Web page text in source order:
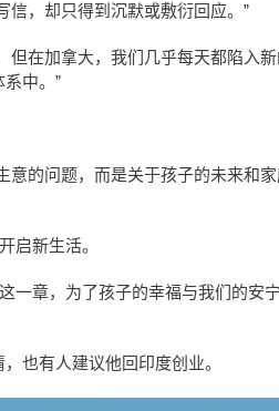
信，却只得到沉默或敷衍回应。”
但在加拿大，我们几乎每天都陷入
中。”
意的问题，而是关于孩子的未来和
启新生活。
一章，为了孩子的幸福与我们的安
也有人建议他回印度创业。